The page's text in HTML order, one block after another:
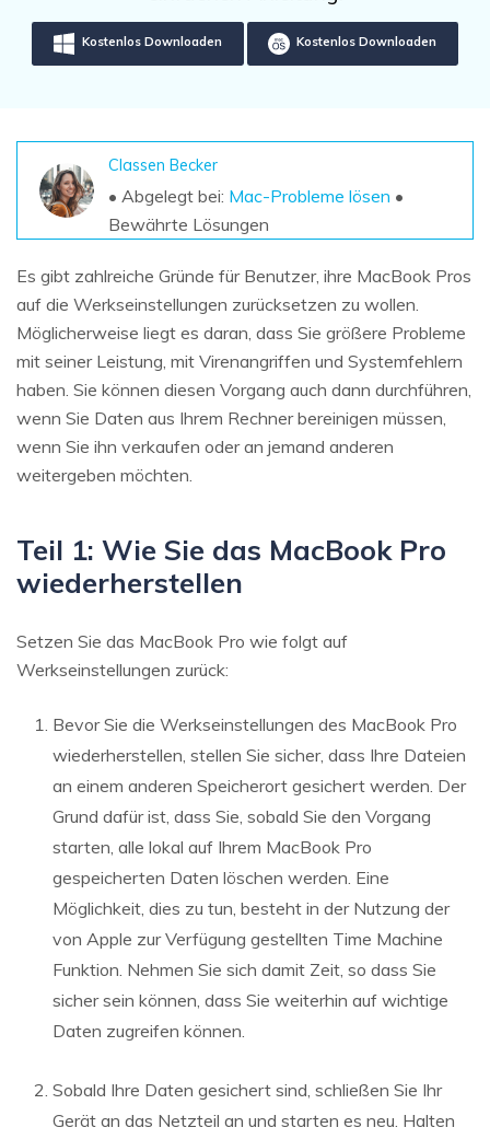
Unbegrenzte Daten vom Mac-System
wiederherstellen
wiederherstellen
Kostenlos Testen
Weitere Produkte
Repairit - Datenreparatur
UBackit - Datensicherung
Datenverlust-Szenarien
Aktuelles Thema
Sign In
Kostenlos Downloaden Kostenlos Downloaden
Classen Becker
• Abgelegt bei: Mac-Probleme lösen •
Bewährte Lösungen
Es gibt zahlreiche Gründe für Benutzer, ihre MacBook Pros
auf die Werkseinstellungen zurücksetzen zu wollen.
Möglicherweise liegt es daran, dass Sie größere Probleme
mit seiner Leistung, mit Virenangriffen und Systemfehlern
haben. Sie können diesen Vorgang auch dann durchführen,
wenn Sie Daten aus Ihrem Rechner bereinigen müssen,
wenn Sie ihn verkaufen oder an jemand anderen
weitergeben möchten.
Teil 1: Wie Sie das MacBook Pro
wiederherstellen
Setzen Sie das MacBook Pro wie folgt auf
Werkseinstellungen zurück:
Bevor Sie die Werkseinstellungen des MacBook Pro
wiederherstellen, stellen Sie sicher, dass Ihre Dateien
an einem anderen Speicherort gesichert werden. Der
Grund dafür ist, dass Sie, sobald Sie den Vorgang
starten, alle lokal auf Ihrem MacBook Pro
gespeicherten Daten löschen werden. Eine
Möglichkeit, dies zu tun, besteht in der Nutzung der
von Apple zur Verfügung gestellten Time Machine
Funktion. Nehmen Sie sich damit Zeit, so dass Sie
sicher sein können, dass Sie weiterhin auf wichtige
Daten zugreifen können.
Sobald Ihre Daten gesichert sind, schließen Sie Ihr
Gerät an das Netzteil an und starten es neu. Halten